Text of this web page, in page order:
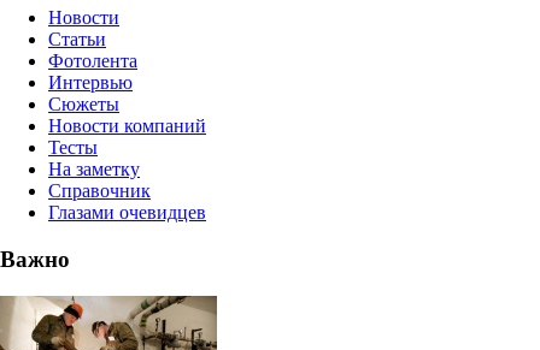
Новости
Статьи
Фотолента
Интервью
Сюжеты
Новости компаний
Тесты
На заметку
Справочник
Глазами очевидцев
Важно